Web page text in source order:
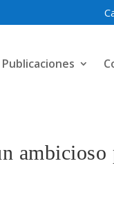
Publicaciones
ambicioso